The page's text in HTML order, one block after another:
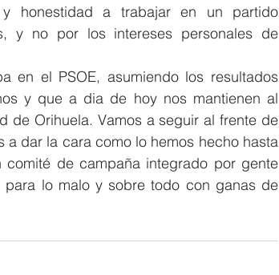
honestidad a trabajar en un partido
y no por los intereses personales de
en el PSOE, asumiendo los resultados
y que a dia de hoy nos mantienen al
de Orihuela. Vamos a seguir al frente de
dar la cara como lo hemos hecho hasta
de campaña integrado por gente
lo malo y sobre todo con ganas de